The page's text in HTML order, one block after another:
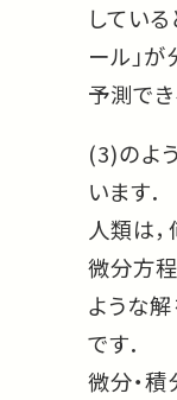
してい
ール」
予測でき
(3)のよ
います．
人類は
微分方
ような
です．
微分・